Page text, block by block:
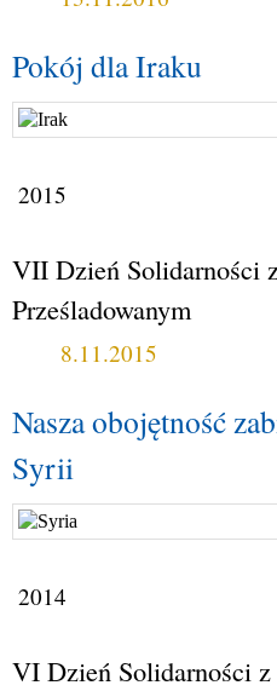
Pokój dla Iraku
2015
VII Dzień Solidarności
Prześladowanym
8.11.2015
Nasza obojętność
Syrii
2014
VI Dzień Solidarności z